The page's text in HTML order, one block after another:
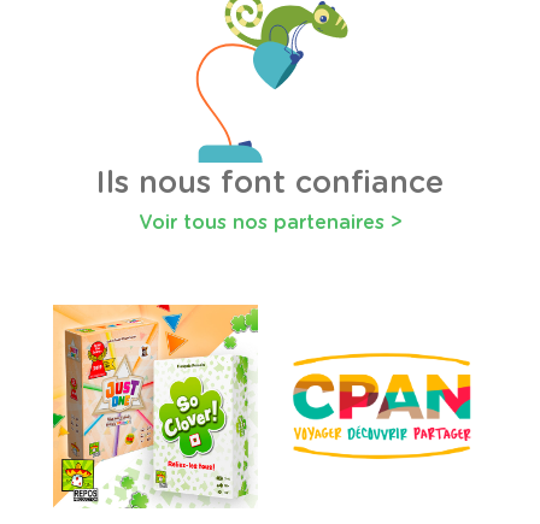
Ils nous font confiance
Voir tous nos partenaires >